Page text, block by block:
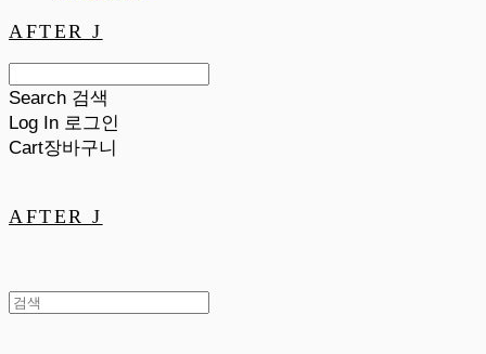
AFTER J
Search 검색
Log In 로그인
Cart장바구니
AFTER J